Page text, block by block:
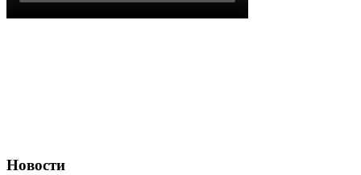
Новости